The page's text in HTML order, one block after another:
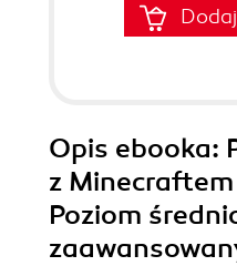
Opis ebooka:
z
Poziom